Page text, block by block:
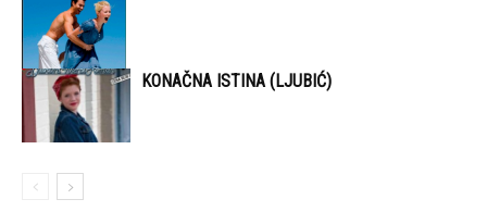
KONAČNA ISTINA (LJUBIĆ)